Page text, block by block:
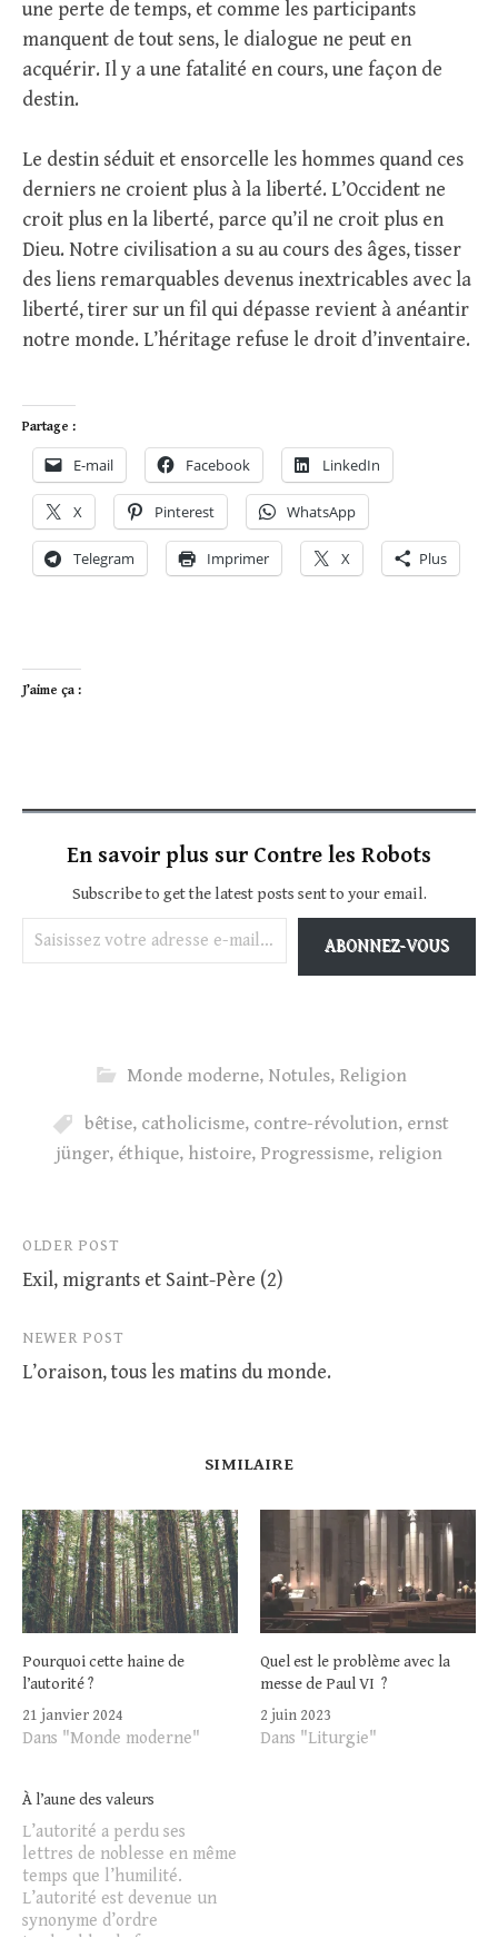
une perte de temps, et comme les participants
manquent de tout sens, le dialogue ne peut en
acquérir. Il y a une fatalité en cours, une façon de
destin.
Le destin séduit et ensorcelle les hommes quand ces
derniers ne croient plus à la liberté. L’Occident ne
croit plus en la liberté, parce qu’il ne croit plus en
Dieu. Notre civilisation a su au cours des âges, tisser
des liens remarquables devenus inextricables avec la
liberté, tirer sur un fil qui dépasse revient à anéantir
notre monde. L’héritage refuse le droit d’inventaire.
Partage :
E-mail Facebook LinkedIn
X Pinterest WhatsApp
Telegram Imprimer X Plus
J’aime ça :
En savoir plus sur Contre les Robots
Subscribe to get the latest posts sent to your email.
Saisissez votre adresse e-mail…
ABONNEZ-VOUS
Monde moderne, Notules, Religion
bêtise, catholicisme, contre-révolution, ernst
jünger, éthique, histoire, Progressisme, religion
Post
navigation
OLDER POST
Exil, migrants et Saint-Père (2)
NEWER POST
L’oraison, tous les matins du monde.
SIMILAIRE
Pourquoi cette haine de
l’autorité ?
21 janvier 2024
Dans "Monde moderne"
Quel est le problème avec la
messe de Paul VI ?
2 juin 2023
Dans "Liturgie"
À l’aune des valeurs
L’autorité a perdu ses
lettres de noblesse en même
temps que l’humilité.
L’autorité est devenue un
synonyme d’ordre